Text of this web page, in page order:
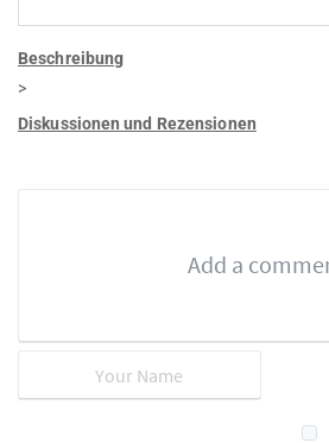
Beschreibung
>
Diskussionen und Rezensionen